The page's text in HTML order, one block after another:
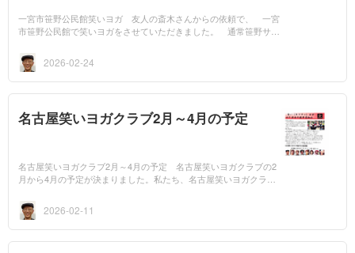
一宮市笹野公民館笑いヨガ 友人の斎木さんからの依頼で、 一宮
市笹野公民館で笑いヨガをさせていただきました。 通常笹野サロ
みが35名ほど...
2026-02-24
名古屋笑いヨガクラブ2月～4月の予定
名古屋笑いヨガクラブ2月～4月の予定 名古屋笑いヨガクラブの2
月から4月の予定が決まりました。私たち、名古屋笑いヨガクラブ
ます。 生...2026-02-11